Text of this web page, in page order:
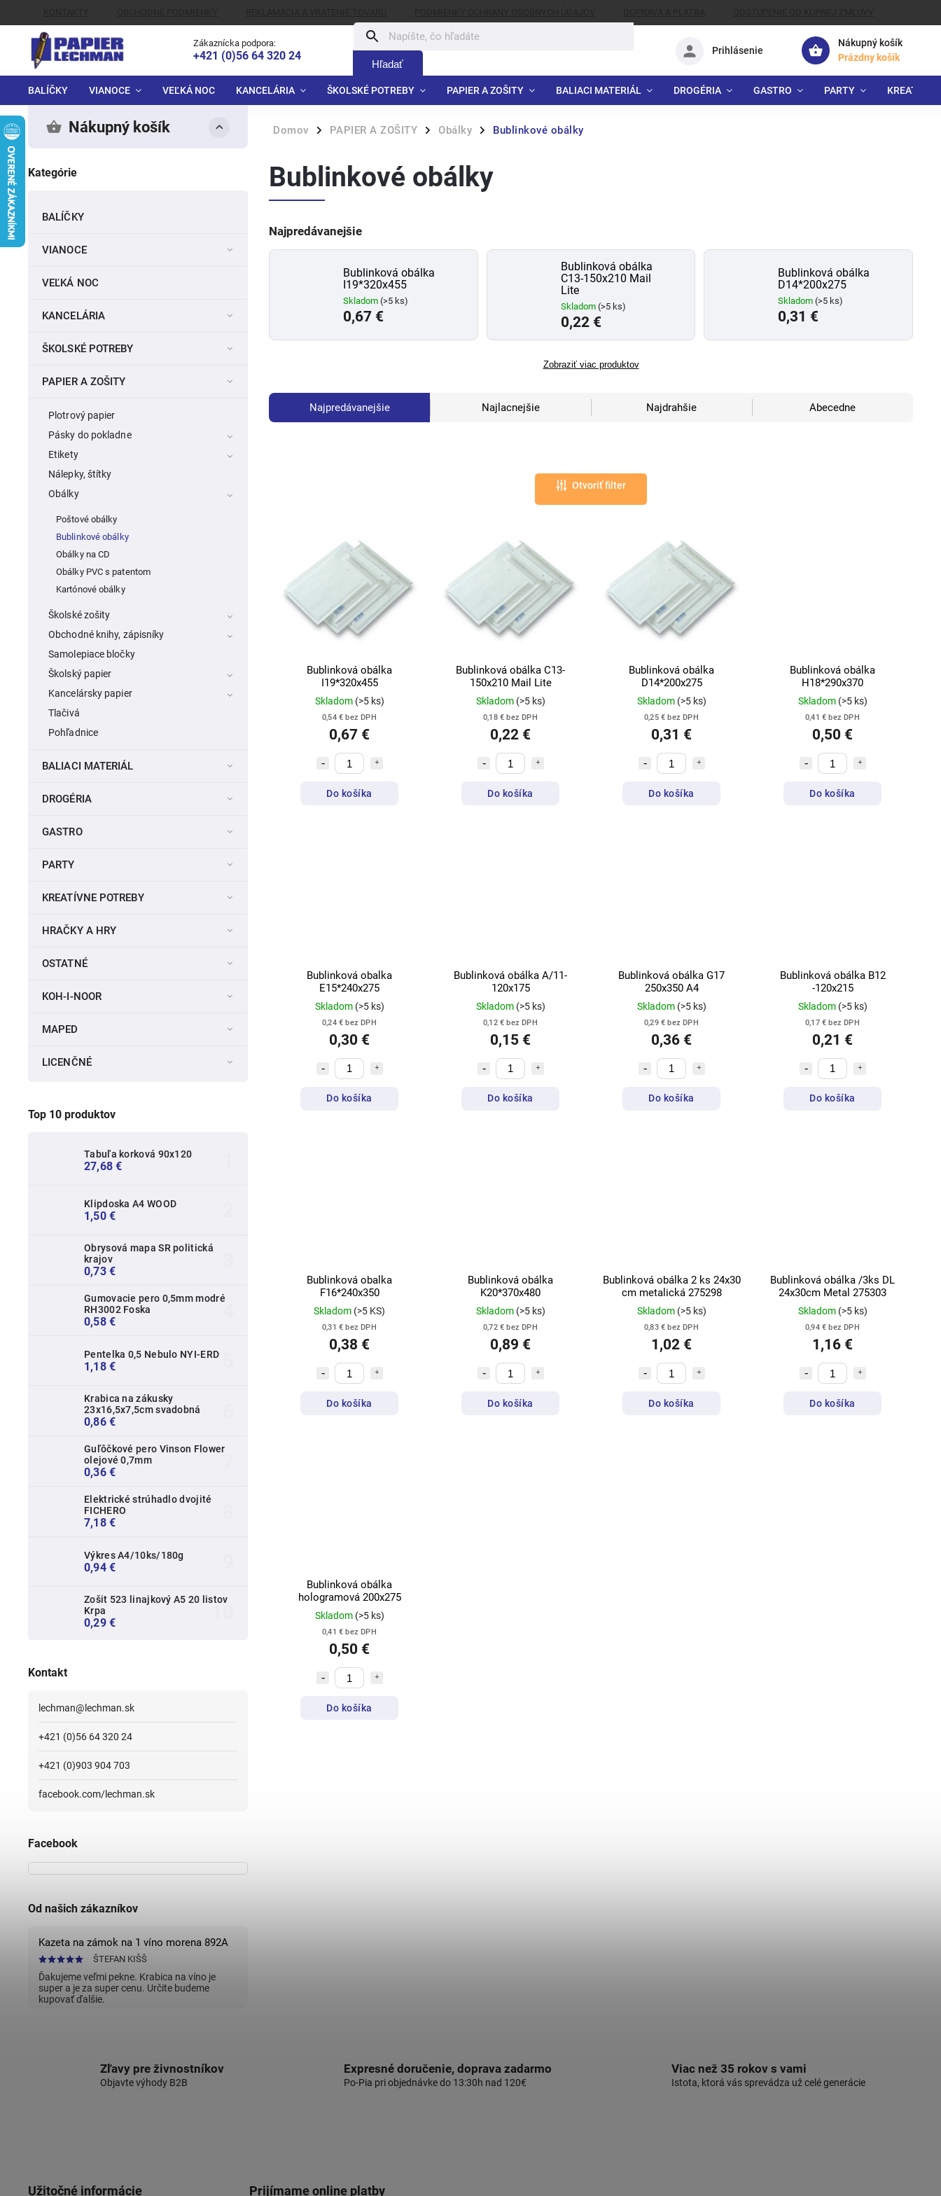
ALTERNATÍVNE RIEŠENIE SPOROV
Zákaznícka podpora:
+421 (0)56 64 320 24
Hľadať
Nákupný košík
Prázdny košík
Prihlásenie
BALÍČKY VIANOCE VEĽKÁ NOC KANCELÁRIA ŠKOLSKÉ POTREBY PAPIER A ZOŠITY BALIACI MATERIÁL DROGÉRIA GASTRO PARTY
Domov / PAPIER A ZOŠITY / Obálky / Bublinkové obálky
Nákupný košík
Kategórie
BALÍČKY
VIANOCE
VEĽKÁ NOC
KANCELÁRIA
ŠKOLSKÉ POTREBY
PAPIER A ZOŠITY
Plotrový papier
Pásky do pokladne
Etikety
Nálepky, štítky
Obálky
Poštové obálky
Bublinkové obálky
Obálky na CD
Obálky PVC s patentom
Kartónové obálky
Školské zošity
Obchodné knihy, zápisníky
Samolepiace bločky
Školský papier
Kancelársky papier
Tlačivá
Pohľadnice
BALIACI MATERIÁL
DROGÉRIA
GASTRO
PARTY
KREATÍVNE POTREBY
HRAČKY A HRY
OSTATNÉ
KOH-I-NOOR
MAPED
LICENČNÉ
Top 10 produktov
Tabuľa korková 90x120
27,68 €
Klipdoska A4 WOOD
1,50 €
Obrysová mapa SR politická
krajov
0,73 €
Gumovacie pero 0,5mm modré
RH3002 Foska
0,58 €
Pentelka 0,5 Nebulo NYI-ERD
1,18 €
Krabica na zákusky
23x16,5x7,5cm svadobná
0,86 €
Guľôčkové pero Vinson Flower
olejové 0,7mm
0,36 €
Elektrické strúhadlo dvojité
FICHERO
7,18 €
Výkres A4/10ks/180g
0,94 €
Zošit 523 linajkový A5 20 listov
Krpa
0,29 €
Kontakt
lechman@ lechman.sk
+421 (0)56 64 320 24
+421 (0)903 904 703
facebook.com/lechman.sk
Facebook
Od našich zákazníkov
Kazeta na zámok na 1 víno morena 892A
ŠTEFAN KIŠŠ
Ďakujeme veľmi pekne. Krabica na víno je
super a je za super cenu. Určite budeme
kupovať ďalšie.
Bublinkové obálky
Najpredávanejšie
Bublinková obálka
I19*320x455
Skladom (>5 ks)
0,67 €
Bublinková obálka
C13-150x210 Mail
Lite
Skladom (>5 ks)
0,22 €
Bublinková obálka
D14*200x275
Skladom(>5 ks)
0,31 €
Zobraziť viac produktov
Najpredávanejšie Najlacnejšie Najdrahšie Abecedne
Otvoriť filter
Bublinková obálka
I19*320x455
Skladom (>5 ks)
0,54 € bez DPH
0,67 €
Do košíka
Bublinková obálka C13-
150x210 Mail Lite
Skladom (>5 ks)
0,18 € bez DPH
0,22 €
Do košíka
Bublinková obálka
D14*200x275
Skladom (>5 ks)
0,25 € bez DPH
0,31 €
Do košíka
Bublinková obálka
H18*290x370
Skladom (>5 ks)
0,41 € bez DPH
0,50 €
Do košíka
Bublinková obalka
E15*240x275
Skladom (>5 ks)
0,24 € bez DPH
0,30 €
Do košíka
Bublinková obálka A/11-
120x175
Skladom (>5 ks)
0,12 € bez DPH
0,15 €
Do košíka
Bublinková obálka G17
250x350 A4
Skladom (>5 ks)
0,29 € bez DPH
0,36 €
Do košíka
Bublinková obálka B12
-120x215
Skladom (>5 ks)
0,17 € bez DPH
0,21 €
Do košíka
Bublinková obalka
F16*240x350
Skladom (>5 KS)
0,31 € bez DPH
0,38 €
Do košíka
Bublinková obálka
K20*370x480
Skladom (>5 ks)
0,72 € bez DPH
0,89 €
Do košíka
Bublinková obálka 2 ks 24x30
cm metalická 275298
Skladom (>5 ks)
0,83 € bez DPH
1,02 €
Do košíka
Bublinková obálka /3ks DL
24x30cm Metal 275303
Skladom (>5 ks)
0,94 € bez DPH
1,16 €
Do košíka
Bublinková obálka
hologramová 200x275
Skladom (>5 ks)
0,41 € bez DPH
0,50 €
Do košíka
Zľavy pre živnostníkov
Objavte výhody B2B
Expresné doručenie, doprava zadarmo
Po-Pia pri objednávke do 13:30h nad 120€
Viac než 35 rokov s vami
Istota, ktorá vás sprevádza už celé generácie
Užitočné informácie Prijímame online platby